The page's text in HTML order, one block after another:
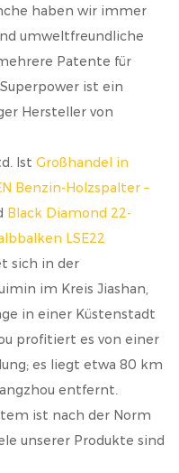
haben wir immer
umweltfreundliche
Patente für
ist ein
Hersteller von
Ist Großhandel in
Benzin-Holzspalter –
Black Diamond 22-
LSE22
sich in der
im Kreis Jiashan,
in einer Küstenstadt
profitiert es von einer
es liegt etwa 80 km
entfernt.
ist nach der Norm
unserer Produkte sind